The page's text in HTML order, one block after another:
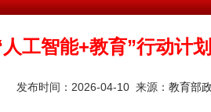
工智能+教育”行动计划
发布时间：2026-04-10 来源： 教育部